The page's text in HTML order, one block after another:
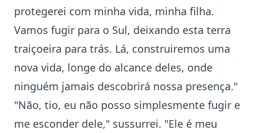
protegerei com minha vida, minha filha.
Vamos fugir para o Sul, deixando esta terra
traiçoeira para trás. Lá, construiremos uma
nova vida, longe do alcance deles, onde
ninguém jamais descobrirá nossa presença."
"Não, tio, eu não posso simplesmente fugir e
me esconder dele," sussurrei. "Ele é meu